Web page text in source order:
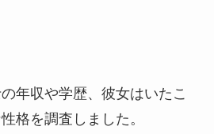
年収や学歴、彼女はいたこ
格を調査しました。